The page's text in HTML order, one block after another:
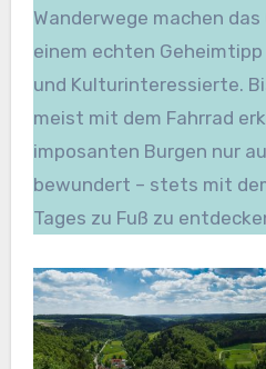
Wanderwege machen
einem echten
und Kulturinteressierte.
meist mit dem Fahrrad
imposanten Burgen nur
bewundert – stets mit
Tages zu Fuß zu